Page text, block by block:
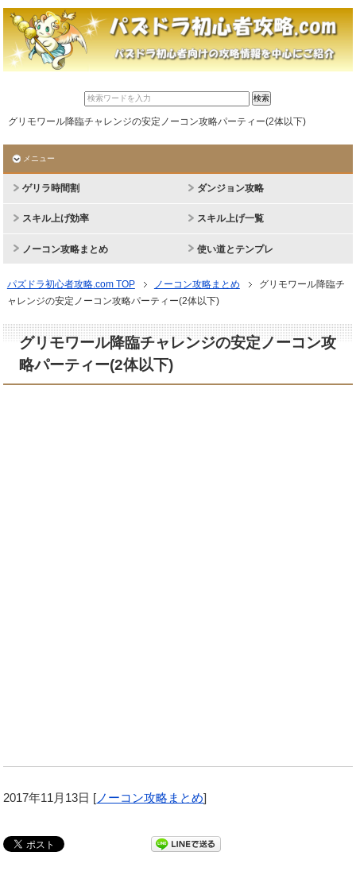
グリモワール降臨チャレンジの安定ノーコン攻略パーティー(2体以下)
メニュー
ゲリラ時間割 ダンジョン攻略
スキル上げ効率 スキル上げ一覧
ノーコン攻略まとめ 使い道とテンプレ
パズドラ初心者攻略.com TOP ノーコン攻略まとめ
グリモワール降臨チ
ャレンジの安定ノーコン攻略パーティー(2体以下)
グリモワール降臨チャレンジの安定ノーコン攻
略パーティー(2体以下)
2017年11月13日 [ ノーコン攻略まとめ]